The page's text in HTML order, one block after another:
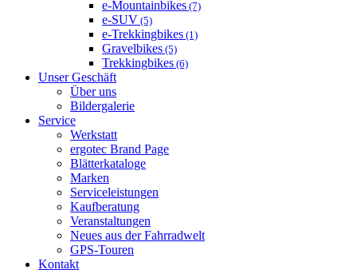
e-Mountainbikes (7)
e-SUV (5)
e-Trekkingbikes (1)
Gravelbikes (5)
Trekkingbikes (6)
Unser Geschäft
Über uns
Bildergalerie
Service
Werkstatt
ergotec Brand Page
Blätterkataloge
Marken
Serviceleistungen
Kaufberatung
Veranstaltungen
Neues aus der Fahrradwelt
GPS-Touren
Kontakt